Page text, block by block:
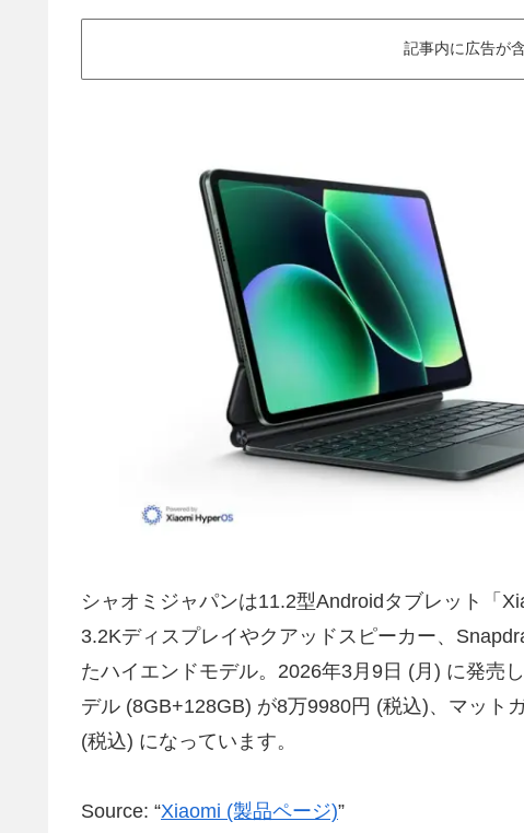
記事内に広告が
シャオミジャパンは11.2型Androidタブレット「
3.2Kディスプレイやクアッドスピーカー、
たハイエンドモデル。2026年3月9日 (月) に発売
デル (8GB+128GB) が8万9980円 (税込)、マット
(税込) になっています。
Source: “Xiaomi (製品ページ)”